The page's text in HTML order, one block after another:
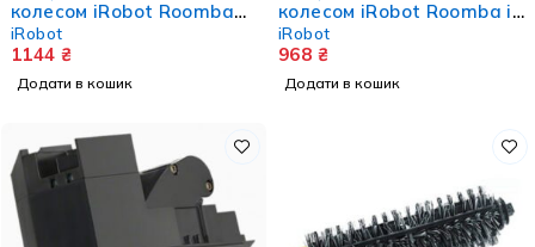
колесом iRobot Roomba
500/600/700/800/900 серії
iRobot
1144 ₴
Додати в кошик
колесом iRobot Roomba i,
E та J серії
iRobot
968 ₴
Додати в кошик